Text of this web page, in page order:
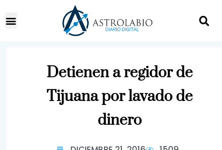
Detienen a regidor de
Tijuana por lavado de
dinero